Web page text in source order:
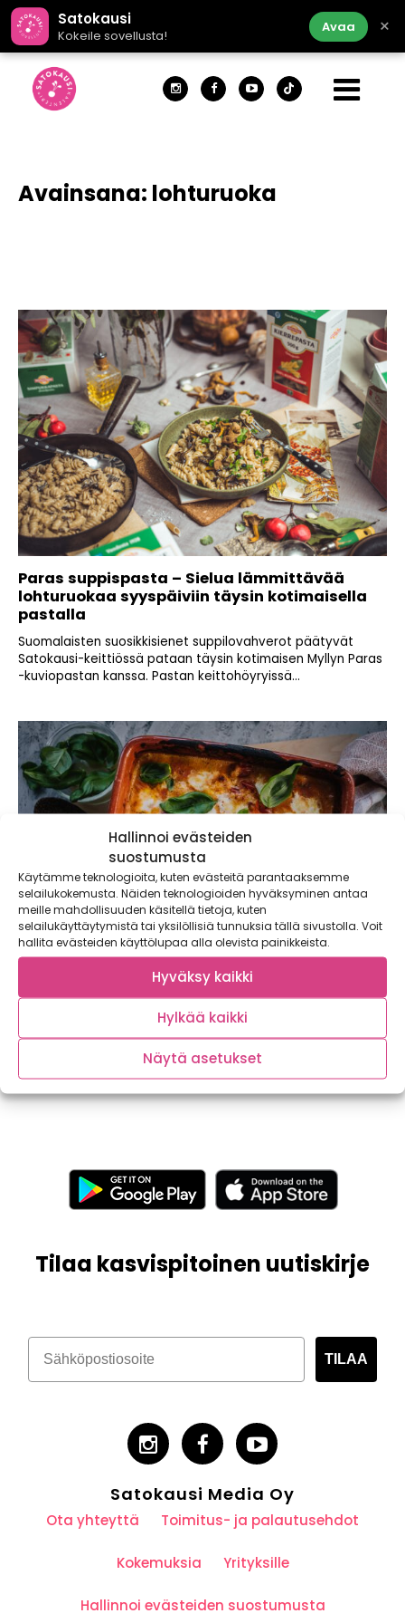
Hallinnoi evästeiden
suostumusta
Käytämme teknologioita, kuten evästeitä parantaaksemme
selailukokemusta. Näiden teknologioiden hyväksyminen antaa
meille mahdollisuuden käsitellä tietoja, kuten
selailukäyttäytymistä tai yksilöllisiä tunnuksia tällä sivustolla. Voit
hallita evästeiden käyttölupaa alla olevista painikkeista.
Hyväksy kaikki
Hylkää kaikki
Näytä asetukset
Satokausi
Kokeile sovellusta!
Avaa ×
Avainsana: lohturuoka
Paras suppispasta – Sielua lämmittävää
lohturuokaa syyspäiviin täysin kotimaisella
pastalla
Suomalaisten suosikkisienet suppilovahverot päätyvät
Satokausi-keittiössä pataan täysin kotimaisen Myllyn Paras
-kuviopastan kanssa. Pastan keittohöyryissä...
Gnocchipaistos
Ihanan mehevä tomaattinen gnocchipaistos on lohturuokaa
parhaimmillaan! Nopeasti valmistuva annos saa
täyteläisyyttä ruokakermasta ja...
Tilaa kasvispitoinen uutiskirje
TILAA
Satokausi Media Oy
Ota yhteyttä Toimitus- ja palautusehdot
Kokemuksia Yrityksille
Hallinnoi evästeiden suostumusta